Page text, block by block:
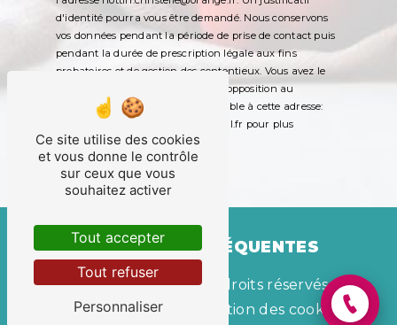
d'identité pourra vous être demandé. Nous conservons
vos données pendant la période de prise de contact puis
pendant la durée de prescription légale aux fins
probatoires et de gestion des contentieux. Vous avez le
droit de vous inscrire sur la liste d'opposition au
démarchage téléphonique, disponible à cette adresse:
. Consultez le site cnil.fr pour plus
d’informations sur vos droits.
RECHERCHES FRÉQUENTES
©Vistalid- 2026 - Tous droits réservés -
Mentions légales
Gestion des cookies
Ce site utilise des cookies
et vous donne le contrôle
sur ceux que vous
souhaitez activer
Tout accepter
Tout refuser
Personnaliser